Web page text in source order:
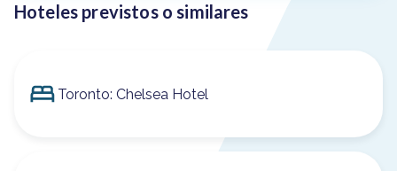
Hoteles previstos o similares
Toronto: Chelsea Hotel